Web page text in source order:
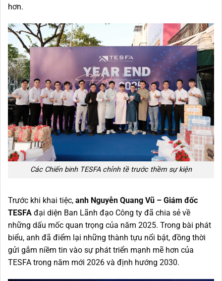
hơn.
Các Chiến binh TESFA chỉnh tề trước thềm sự kiện
Trước khi khai tiệc, anh Nguyễn Quang Vũ – Giám đốc
TESFA đại diện Ban Lãnh đạo Công ty đã chia sẻ về
những dấu mốc quan trọng của năm 2025. Trong bài phát
biểu, anh đã điểm lại những thành tựu nổi bật, đồng thời
gửi gắm niềm tin vào sự phát triển mạnh mẽ hơn của
TESFA trong năm mới 2026 và định hướng 2030.